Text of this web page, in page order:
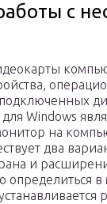
с
Windows
на
два
и
определиться